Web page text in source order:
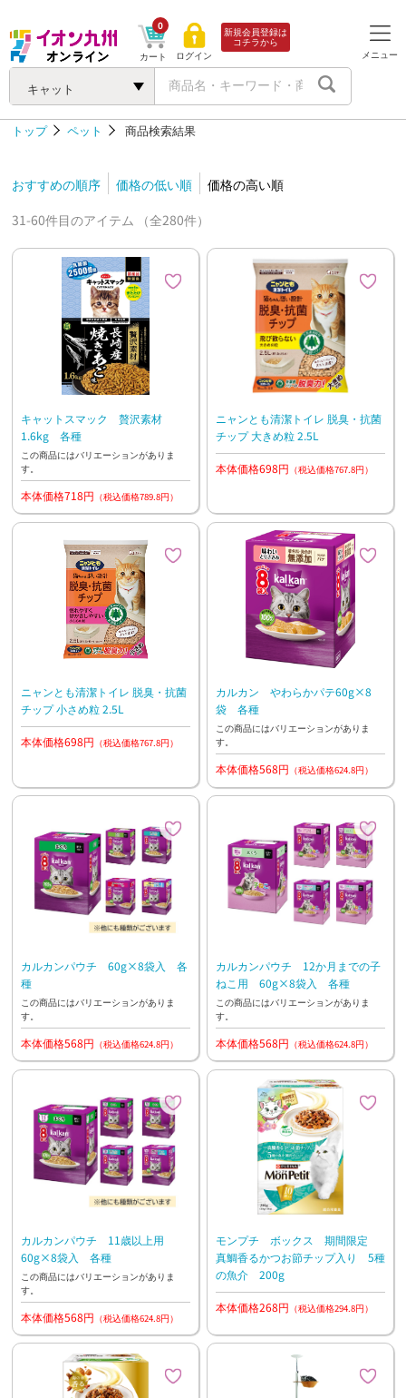
キャット
カート
0
ログイン
新規会員登録は
コチラから
メニュー
トップ ペット 商品検索結果
おすすめの順序 価格の低い順
価格の高い順
31-60件目のアイテム （全280件）
キャットスマック 贅沢素材
1.6kg 各種
この商品にはバリエーションがありま
す。
本体価格718円 （税込価格789.8円）
ニャンとも清潔トイレ 脱臭・抗菌
チップ 大きめ粒 2.5L
本体価格698円 （税込価格767.8円）
ニャンとも清潔トイレ 脱臭・抗菌
チップ 小さめ粒 2.5L
本体価格698円 （税込価格767.8円）
カルカン やわらかパテ60g×8
袋 各種
この商品にはバリエーションがありま
す。
本体価格568円 （税込価格624.8円）
カルカンパウチ 60g×8袋入 各
種
この商品にはバリエーションがありま
す。
本体価格568円 （税込価格624.8円）
カルカンパウチ 12か月までの子
ねこ用 60g×8袋入 各種
この商品にはバリエーションがありま
す。
本体価格568円 （税込価格624.8円）
カルカンパウチ 11歳以上用
60g×8袋入 各種
この商品にはバリエーションがありま
す。
本体価格568円 （税込価格624.8円）
モンプチ ボックス 期間限定
真鯛香るかつお節チップ入り 5種
の魚介 200g
本体価格268円 （税込価格294.8円）